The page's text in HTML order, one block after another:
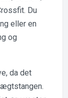
Du
eller en
og
da det